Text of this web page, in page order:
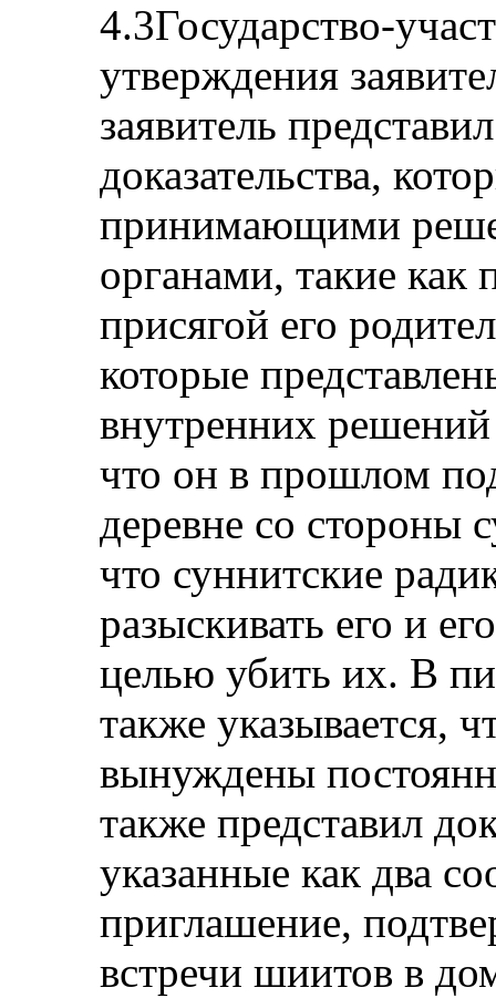
4.3Государство-
утверждения
заявитель
доказательства,
принимающими
органами, такие как
присягой его
которые
внутренних решений
что он в прошлом
деревне со стороны
что суннитские
разыскивать его и
целью убить их. В
также указывается,
вынуждены
также представил
указанные как два
приглашение,
встречи шиитов в